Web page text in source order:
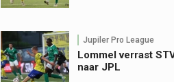
Jupiler Pro League
Lommel verrast
naar JPL